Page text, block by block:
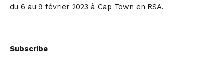
du 6 au 9 février 2023 à Cap Town en RSA.
Subscribe